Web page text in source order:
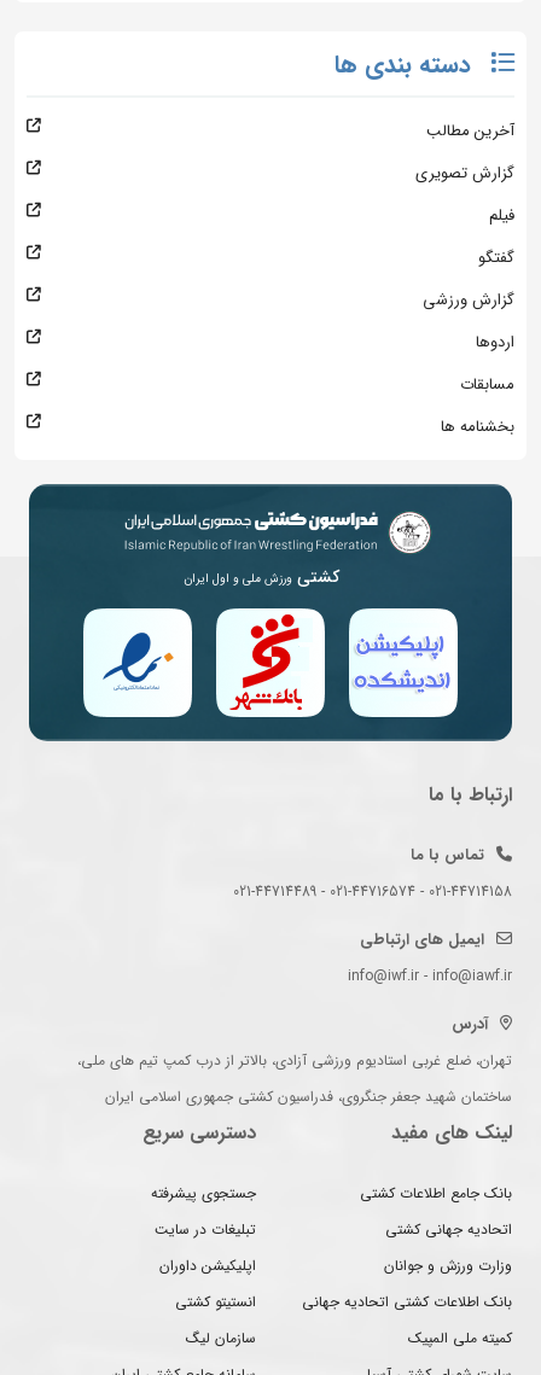
دسته بندی ها
آخرین مطالب
گزارش تصویری
فیلم
گفتگو
گزارش ورزشی
اردوها
مسابقات
بخشنامه ها
کشتی ورزش ملی و اول ایران
ارتباط با ما
تماس با ما
021-44714158 - 021-44716574 - 021-44714489
ایمیل های ارتباطی
info@iwf.ir - info@iawf.ir
آدرس
تهران، ضلع غربی استادیوم ورزشی آزادی، بالاتر از درب کمپ تیم های ملی،
ساختمان شهید جعفر جنگروی، فدراسیون کشتی جمهوری اسلامی ایران
لینک های مفید
بانک جامع اطلاعات کشتی
اتحادیه جهانی کشتی
وزارت ورزش و جوانان
بانک اطلاعات کشتی اتحادیه جهانی
کمیته ملی المپیک
دسترسی سریع
جستجوی پیشرفته
تبلیغات در سایت
اپلیکیشن داوران
انستیتو کشتی
سازمان لیگ